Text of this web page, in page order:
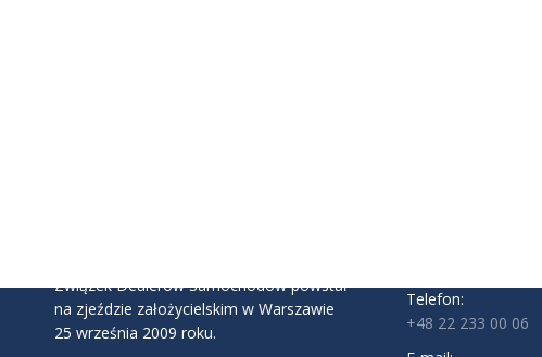
Związek Dealerów Samochodów powstał
na zjeździe założycielskim w Warszawie
25 września 2009 roku.
Telefon:
+48 22 233 00 06